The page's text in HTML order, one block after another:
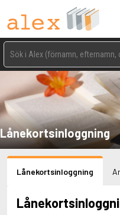
Lånekortsinloggning
Lånekortsinloggning